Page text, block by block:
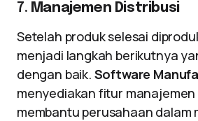
7. Manajemen Distribusi
Setelah produk selesai
menjadi langkah berikutnya
dengan baik. Software
menyediakan fitur
membantu perusahaan dalam